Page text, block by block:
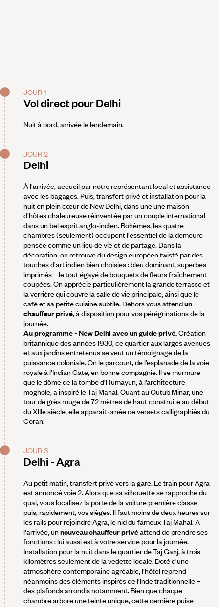
JOUR 1
Vol direct pour Delhi
Nuit à bord, arrivée le lendemain.
JOUR 2
Delhi
À l'arrivée, accueil par notre représentant local et assistance
avec les bagages. Puis, transfert privé et installation pour la
nuit en plein cœur de New Delhi, dans une une maison
d'hôtes chaleureuse réinventée par un couple international
dans un bel esprit anglo-indien. Bohèmes, les quatre
chambres (seulement) occupent l'essentiel de la demeure
pensée comme un lieu de vie et de partage. Dans la
décoration, on retrouve du design européen twisté par des
touches d'art indien bien choisies : bleu dominant, superbes
imprimés – le tout égayé de bouquets de fleurs fraîchement
coupées. On apprécie particulièrement la grande terrasse et
la verrière qui couvre la salle de vie principale, ainsi que le
café et sa petite cuisine subtile. Dehors vous attendun
chauffeur privé, à disposition pour vos pérégrinations de la
journée.
Au programme - New Delhi avec un guide privé.Création
britannique des années 1930, ce quartier aux larges avenues
et aux jardins entretenus se veut un témoignage de la
puissance coloniale. On le parcourt, de l’esplanade de la voie
royale à l’Indian Gate, en bonne compagnie. Il se murmure
que le dôme de la tombe d’Humayun, à l’architecture
moghole, a inspiré le Taj Mahal. Quant au Qutub Minar, une
tour de grès rouge de 72 mètres de haut construite au début
du XIIIe siècle, elle apparaît ornée de versets calligraphiés du
Coran.
JOUR 3
Delhi - Agra
Au petit matin, transfert privé vers la gare. Le train pour Agra
est annoncé voie 2. Alors que sa silhouette se rapproche du
quai, vous localisez la porte de la voiture première classe
puis, rapidement, vos sièges. Il faut moins de deux heures sur
les rails pour rejoindre Agra, le nid du fameux Taj Mahal. À
l'arrivée, unnouveau chauffeur privéattend de prendre ses
fonctions : lui aussi est à votre service pour la journée.
Installation pour la nuit dans le quartier de Taj Ganj, à trois
kilomètres seulement de la vedette locale. Doté d'une
atmosphère contemporaine agréable, l'hôtel reprend
néanmoins des éléments inspirés de l'Inde traditionnelle –
des plafonds arrondis notamment. Bien que chaque
chambre arbore une teinte unique, cette dernière puise